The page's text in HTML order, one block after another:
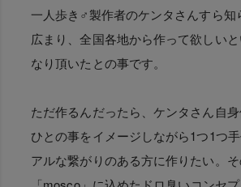
一人歩き♂製作者のケンタさんすら知
広まり、全国各地から作って欲しい
なり頂いたとの事です。
ただ作るんだったら、ケンタさん自
ひとの事をイメージしながら1つ1つ
アルな繋がりのある方に作りたい。